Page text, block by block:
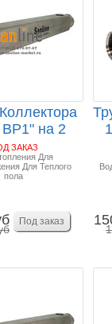
ВР1" на 2
ВР1...
ЗАКАЗ
Для
Для Теплого
пола